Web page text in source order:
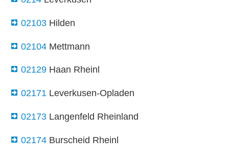
02103 Hilden
02104 Mettmann
02129 Haan Rheinl
02171 Leverkusen-Opladen
02173 Langenfeld Rheinland
02174 Burscheid Rheinl